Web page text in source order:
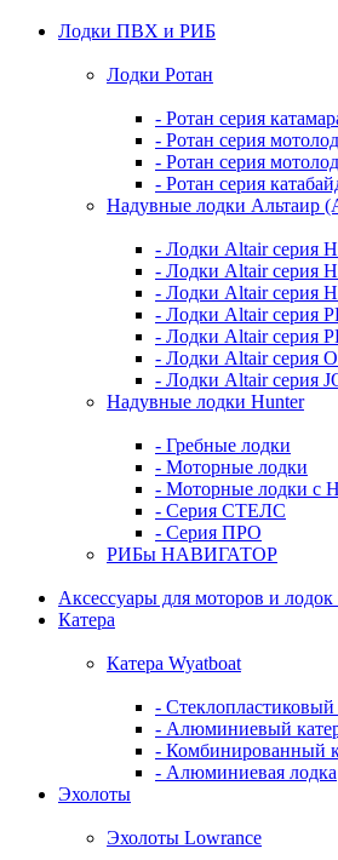
Лодки ПВХ и РИБ
Лодки Ротан
- Ротан серия
- Ротан серия
- Ротан серия
- Ротан серия
Надувные лодки Альтаир
- Лодки Altair серия
- Лодки Altair серия
- Лодки Altair серия
- Лодки Altair серия
- Лодки Altair серия
- Лодки Altair серия
- Лодки Altair серия
Надувные лодки Hunter
- Гребные лодки
- Моторные лодки
- Моторные лодки с
- Серия СТЕЛС
- Серия ПРО
РИБы НАВИГАТОР
Аксессуары для моторов и
Катера
Катера Wyatboat
- Cтеклопластиковый
- Алюминиевый
- Комбинированный
- Алюминиевая лодка
Эхолоты
Эхолоты Lowrance